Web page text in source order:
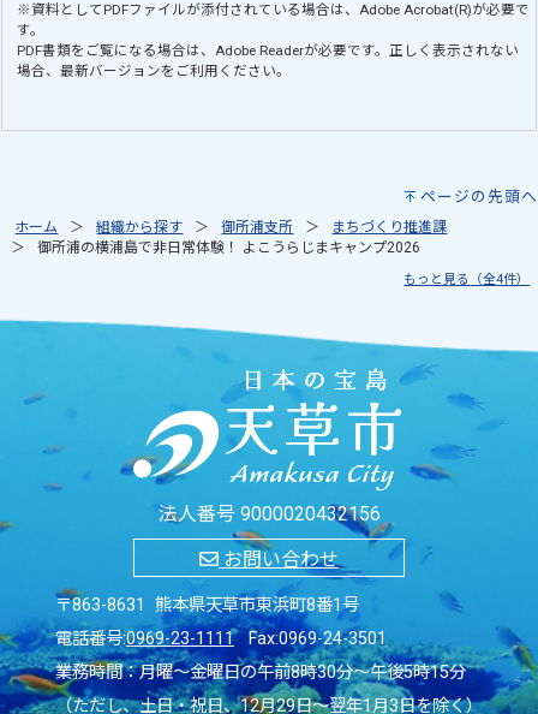
※資料としてPDFファイルが添付されている場合は、Adobe Acrobat(R)が必要で
す。
PDF書類をご覧になる場合は、Adobe Readerが必要です。正しく表示されない
場合、最新バージョンをご利用ください。
ページの先頭へ
ホーム 組織から探す 御所浦支所
まちづくり推進課
御所浦の横浦島で非日常体験！ よこうらじまキャンプ2026
もっと見る（全4件）
法人番号 9000020432156
お問い合わせ
〒863-8631 熊本県天草市東浜町8番1号
電話番号:0969-23-1111Fax:0969-24-3501
業務時間：月曜～金曜日の午前8時30分～午後5時15分
（ただし、土日・祝日、12月29日～翌年1月3日を除く）